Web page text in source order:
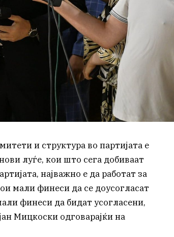
и структура во партијата е
луѓе, кои што сега добиваат
најважно е да работат за
мали финеси да се доусогласат
финеси да бидат усогласени,
Мицкоски одговарајќи на